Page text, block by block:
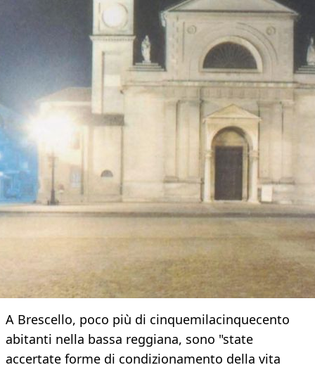
A Brescello, poco più di cinquemilacinquecento
abitanti nella bassa reggiana, sono "state
accertate forme di condizionamento della vita